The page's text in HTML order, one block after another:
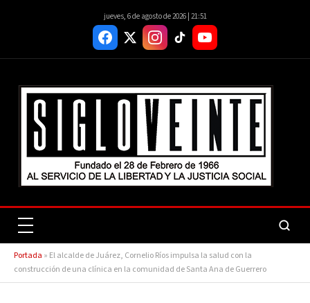
jueves, 6 de agosto de 2026 | 21:51
Portada » El alcalde de Juárez, Cornelio Ríos impulsa la salud con la
construcción de una clínica en la comunidad de Santa Ana de Guerrero